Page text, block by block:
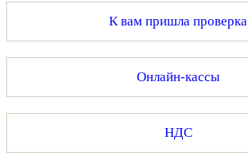
К вам пришла проверка
Онлайн-кассы
НДС